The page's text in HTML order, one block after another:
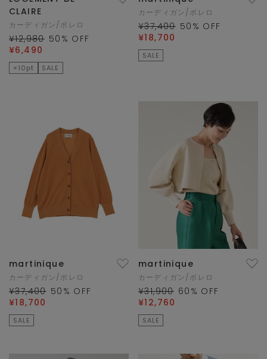
CLAIRE
カーディガン/ボレロ
¥12,980 50 % OFF
¥6,490
×10pt SALE
カーディガン/ボレロ
¥37,400 50 % OFF
¥18,700
SALE
martinique
カーディガン/ボレロ
¥37,400 50 % OFF
¥18,700
SALE
martinique
カーディガン/ボレロ
¥31,900 60 % OFF
¥12,760
SALE